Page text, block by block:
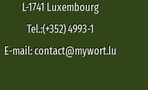
L-1741 Luxembourg
Tel.:(+352) 4993-1
E-mail: contact@mywort.lu